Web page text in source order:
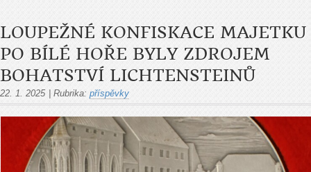
LOUPEŽNÉ KONFISKACE MAJETKU
PO BÍLÉ HOŘE BYLY ZDROJEM
BOHATSTVÍ LICHTENSTEINŮ
22. 1. 2025 Rubrika: příspěvky